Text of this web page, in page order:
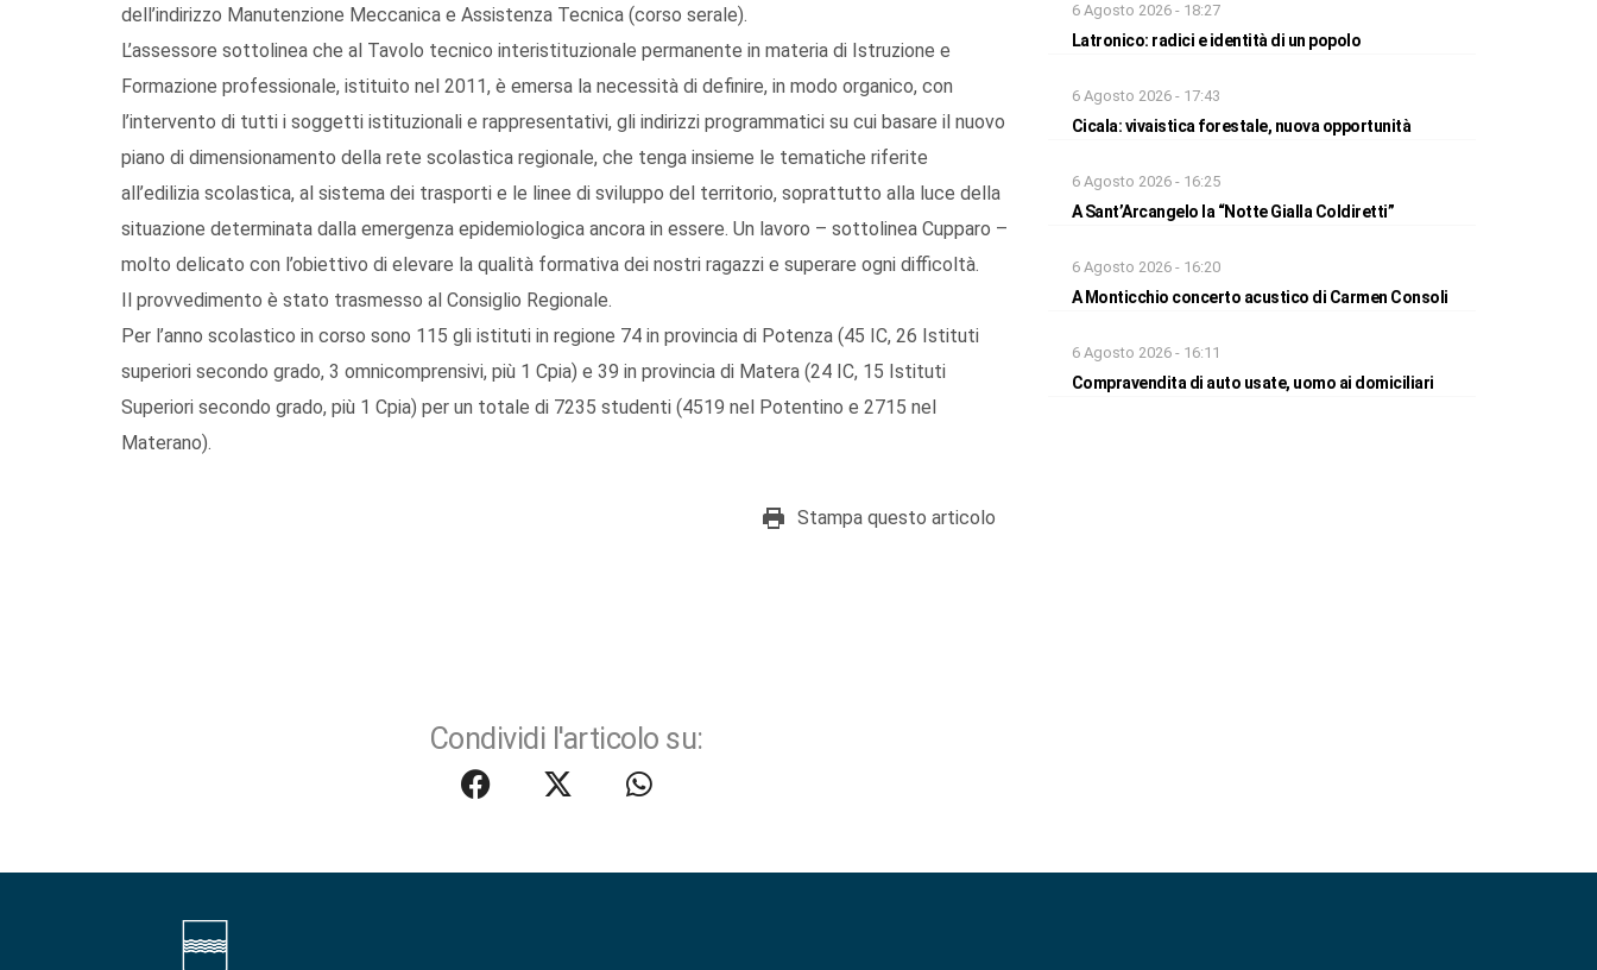
dell’indirizzo Manutenzione Meccanica e Assistenza Tecnica (corso serale).
L’assessore sottolinea che al Tavolo tecnico interistituzionale permanente in materia di Istruzione e
Formazione professionale, istituito nel 2011, è emersa la necessità di definire, in modo organico, con
l’intervento di tutti i soggetti istituzionali e rappresentativi, gli indirizzi programmatici su cui basare il nuovo
piano di dimensionamento della rete scolastica regionale, che tenga insieme le tematiche riferite
all’edilizia scolastica, al sistema dei trasporti e le linee di sviluppo del territorio, soprattutto alla luce della
situazione determinata dalla emergenza epidemiologica ancora in essere. Un lavoro – sottolinea Cupparo –
molto delicato con l’obiettivo di elevare la qualità formativa dei nostri ragazzi e superare ogni difficoltà.
Il provvedimento è stato trasmesso al Consiglio Regionale.
Per l’anno scolastico in corso sono 115 gli istituti in regione 74 in provincia di Potenza (45 IC, 26 Istituti
superiori secondo grado, 3 omnicomprensivi, più 1 Cpia) e 39 in provincia di Matera (24 IC, 15 Istituti
Superiori secondo grado, più 1 Cpia) per un totale di 7235 studenti (4519 nel Potentino e 2715 nel
Materano).
Stampa questo articolo
Condividi l'articolo su:
6 Agosto 2026 - 18:27
Latronico: radici e identità di un popolo
6 Agosto 2026 - 17:43
Cicala: vivaistica forestale, nuova opportunità
6 Agosto 2026 - 16:25
A Sant’Arcangelo la “Notte Gialla Coldiretti”
6 Agosto 2026 - 16:20
A Monticchio concerto acustico di Carmen Consoli
6 Agosto 2026 - 16:11
Compravendita di auto usate, uomo ai domiciliari